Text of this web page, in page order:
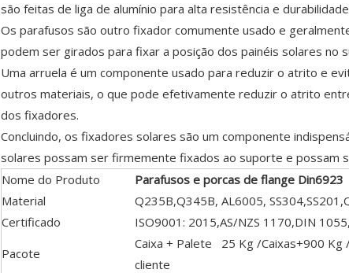
são feitas de liga de alumínio para alta resistência e
Os parafusos são outro fixador comumente usado e
podem ser girados para fixar a posição dos painéis solares
Uma arruela é um componente usado para reduzir o atrito e
outros materiais, o que pode efetivamente reduzir o atrito
dos fixadores.
Concluindo, os fixadores solares são um componente
solares possam ser firmemente fixados ao suporte e possam
Nome do Produto
Parafusos e porcas de flange
Material
Q235B,Q345B, AL6005,
Certificado
ISO9001: 2015,AS/NZS 1170,DIN
Pacote
Caixa + Palete 25 Kg /Caixas+900 Kg
cliente